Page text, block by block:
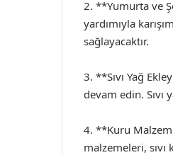
2. **Yumurta ve
yardımıyla
sağlayacaktır.
3. **Sıvı Yağ
devam edin. Sıvı
4. **Kuru
malzemeleri,